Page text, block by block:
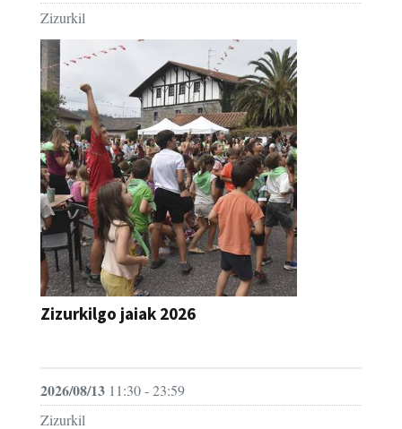
Zizurkil
Zizurkilgo jaiak 2026
2026/08/13 11:30 - 23:59
Zizurkil